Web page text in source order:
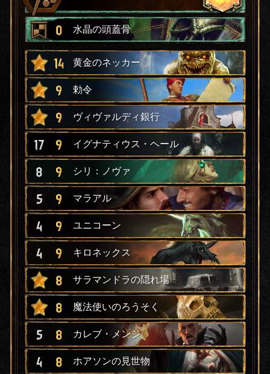
0 水晶の頭蓋骨
14 黄金のネッカー
9 勅令
9 ヴィヴァルディ銀行
17 9 イグナティウス・ヘール
8 9 シリ：ノヴァ
5 9 マラアル
4 9 ユニコーン
4 9 キロネックス
8 サラマンドラの隠れ場
8 魔法使いのろうそく
5 8 カレブ・メンジ
4 8 ホアソンの見世物